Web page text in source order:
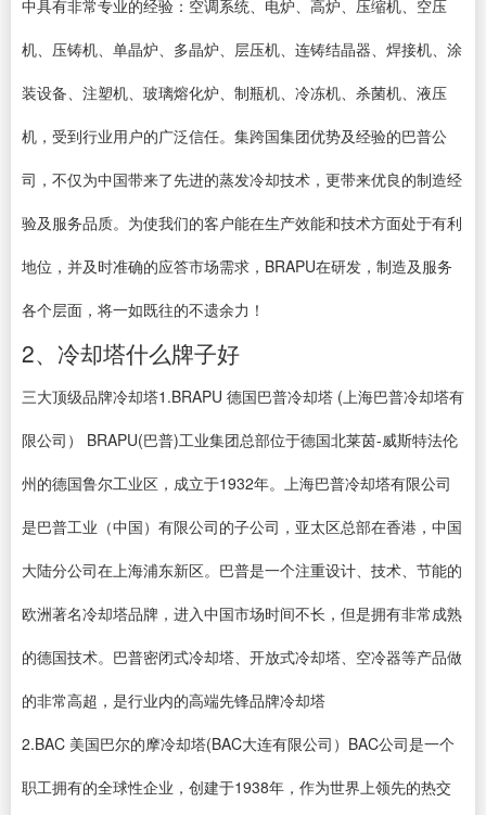
中具有非常专业的经验：空调系统、电炉、高炉、压缩机、空压
机、压铸机、单晶炉、多晶炉、层压机、连铸结晶器、焊接机、涂
装设备、注塑机、玻璃熔化炉、制瓶机、冷冻机、杀菌机、液压
机，受到行业用户的广泛信任。集跨国集团优势及经验的巴普公
司，不仅为中国带来了先进的蒸发冷却技术，更带来优良的制造经
验及服务品质。为使我们的客户能在生产效能和技术方面处于有利
地位，并及时准确的应答市场需求，BRAPU在研发，制造及服务
各个层面，将一如既往的不遗余力！
2、冷却塔什么牌子好
三大顶级品牌冷却塔1.BRAPU 德国巴普冷却塔 (上海巴普冷却塔有
限公司） BRAPU(巴普)工业集团总部位于德国北莱茵-威斯特法伦
州的德国鲁尔工业区，成立于1932年。上海巴普冷却塔有限公司
是巴普工业（中国）有限公司的子公司，亚太区总部在香港，中国
大陆分公司在上海浦东新区。巴普是一个注重设计、技术、节能的
欧洲著名冷却塔品牌，进入中国市场时间不长，但是拥有非常成熟
的德国技术。巴普密闭式冷却塔、开放式冷却塔、空冷器等产品做
的非常高超，是行业内的高端先锋品牌冷却塔
2.BAC 美国巴尔的摩冷却塔(BAC大连有限公司）BAC公司是一个
职工拥有的全球性企业，创建于1938年，作为世界上领先的热交